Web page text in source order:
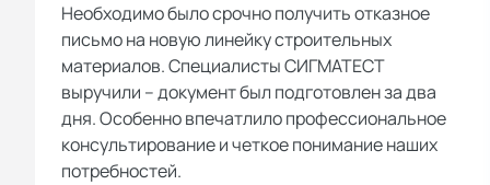
Необходимо было срочно получить отказное
письмо на новую линейку строительных
материалов. Специалисты СИГМАТЕСТ
выручили – документ был подготовлен за два
дня. Особенно впечатлило профессиональное
консультирование и четкое понимание наших
потребностей.